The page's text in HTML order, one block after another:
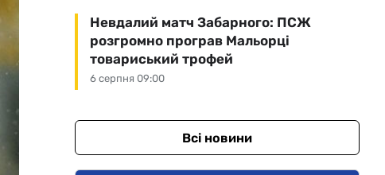
6 серпня 09:00
Невдалий матч Забарного: ПСЖ
розгромно програв Мальорці
товариський трофей
Всі новини